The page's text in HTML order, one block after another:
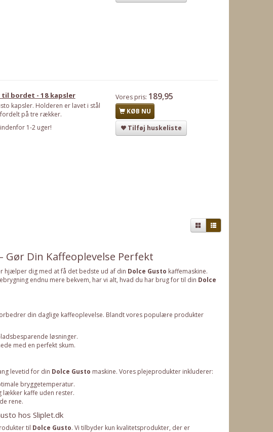
bordet - 18 kapsler
kapsler. Holderen er lavet i stål
på tre rækker.
1-2 uger!
Vores pris: 189,95
KØB NU
Tilføj huskeliste
Din Kaffeoplevelse Perfekt
hjælper dig med at få det bedste ud af din Dolce Gusto kaffemaskine.
endnu mere bekvem, har vi alt, hvad du har brug for til din Dolce
din daglige kaffeoplevelse. Blandt vores populære produkter
løsninger.
med en perfekt skum.
levetid for din Dolce Gusto maskine. Vores plejeprodukter inkluderer:
bryggetemperatur.
lækker kaffe uden rester.
rene.
hos Sliplet.dk
til Dolce Gusto. Vi tilbyder kun kvalitetsprodukter, der er